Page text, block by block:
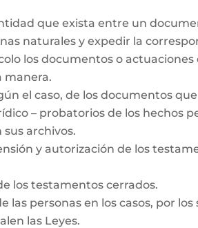
que exista entre un
naturales y expedir la
los documentos o
manera.
el caso, de los documentos
– probatorios de los hechos
archivos.
y autorización de los
los testamentos cerrados.
las personas en los casos, por
las Leyes.